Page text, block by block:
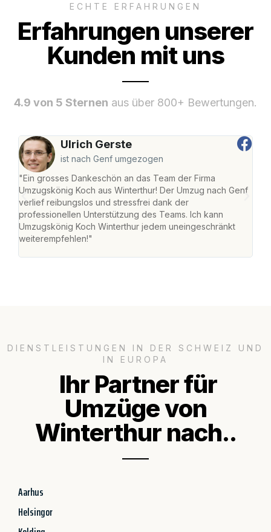
ECHTE ERFAHRUNGEN
Erfahrungen unserer
Kunden mit uns
4.9 von 5 Sternen aus über 800+ Bewertungen.
Ulrich Gerste
ist nach Genf umgezogen
"Ein grosses Dankeschön an das Team der Firma
Umzugskönig Koch aus Winterthur! Der Umzug nach Genf
verlief reibungslos und stressfrei dank der
professionellen Unterstützung des Teams. Ich kann
Umzugskönig Koch Winterthur jedem uneingeschränkt
weiterempfehlen!"
DIENSTLEISTUNGEN IN DER SCHWEIZ UND
IN EUROPA
Ihr Partner für
Umzüge von
Winterthur nach..
Aarhus
Helsingor